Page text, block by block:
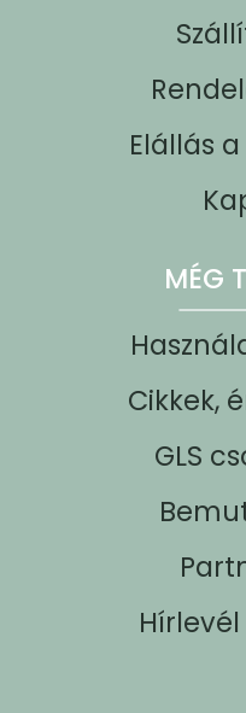
Elállás
MÉG
Cikkek,
GLS